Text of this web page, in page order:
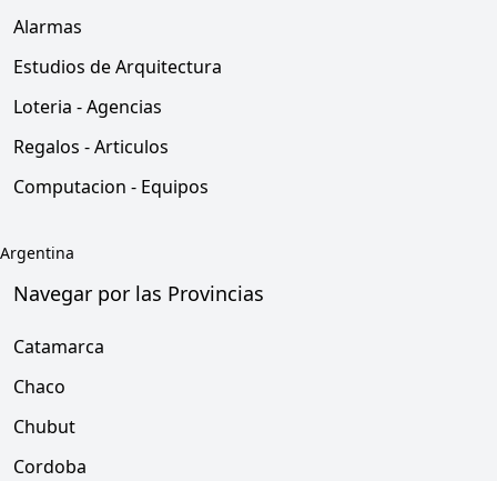
Alarmas
Estudios de Arquitectura
Loteria - Agencias
Regalos - Articulos
Computacion - Equipos
Argentina
Navegar por las Provincias
Catamarca
Chaco
Chubut
Cordoba